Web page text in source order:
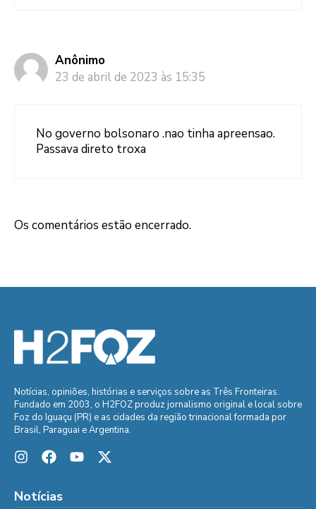
Anônimo
23 de abril de 2023 às 15:35
No governo bolsonaro .nao tinha apreensao.
Passava direto troxa
Os comentários estão encerrado.
Notícias, opiniões, histórias e serviços sobre as Três Fronteiras.
Fundado em 2003, o H2FOZ produz jornalismo original e local sobre
Foz do Iguaçu (PR) e as cidades da região trinacional formada por
Brasil, Paraguai e Argentina.
Notícias